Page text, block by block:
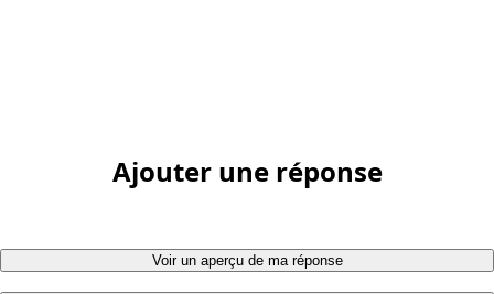
Ajouter une réponse
Voir un aperçu de ma réponse